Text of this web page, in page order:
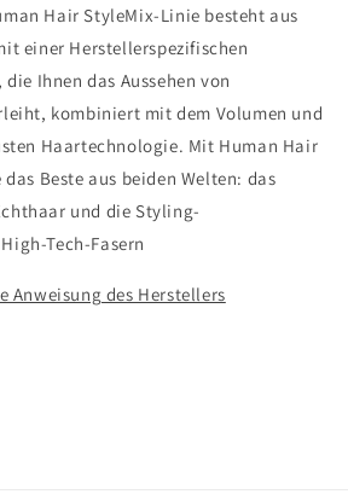
Hair StyleMix-Linie besteht aus
einer Herstellerspezifischen
Ihnen das Aussehen von
kombiniert mit dem Volumen und
Haartechnologie. Mit Human Hair
Beste aus beiden Welten: das
und die Styling-
Tech-Fasern
Anweisung des Herstellers